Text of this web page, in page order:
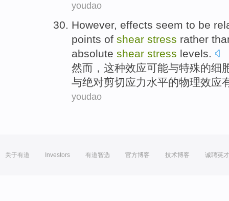
youdao
However, effects seem to be
points of shear stress rather
absolute shear stress levels.
然而 ，这种效应可能与特殊的细
与绝对剪切应力水平的物理效应
youdao
关于有道 Investors 有道智选 官方博客 技术博客 诚聘英才